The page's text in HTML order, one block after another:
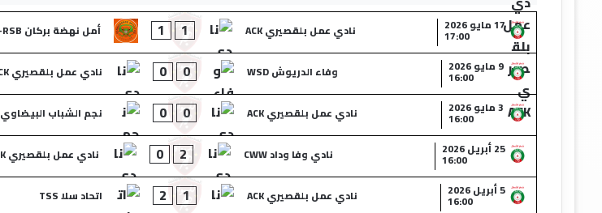
17 مايو 2026
17:00 نادي عمل بلقصيري ACK 1
1
أمل نهضة بركان Esp-RSB
9 مايو 2026
16:00 وفاء الدريوش WSD 0
0
نادي عمل بلقصيري ACK
3 مايو 2026
16:00 نادي عمل بلقصيري ACK 0
0
نجم الشباب البيضاوي EJSC
25 أبريل 2026
16:00 نادي وفا وداد CWW 2
0
نادي عمل بلقصيري ACK
5 أبريل 2026
16:00 نادي عمل بلقصيري ACK 1
2 اتحاد سلا TSS